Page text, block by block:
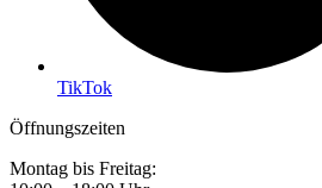
TikTok
Öffnungszeiten
Montag bis Freitag: